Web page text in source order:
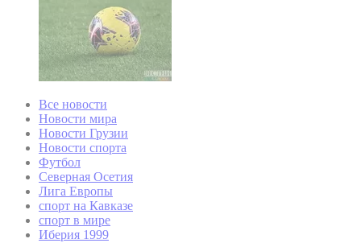
Все новости
Новости мира
Новости Грузии
Новости спорта
Футбол
Северная Осетия
Лига Европы
спорт на Кавказе
спорт в мире
Иберия 1999